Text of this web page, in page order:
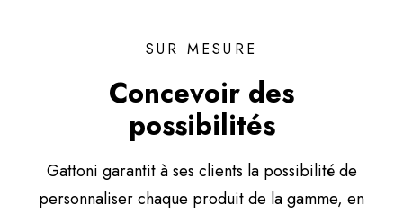
SUR MESURE
Concevoir des
possibilités
Gattoni garantit à ses clients la possibilité de
personnaliser chaque produit de la gamme, en